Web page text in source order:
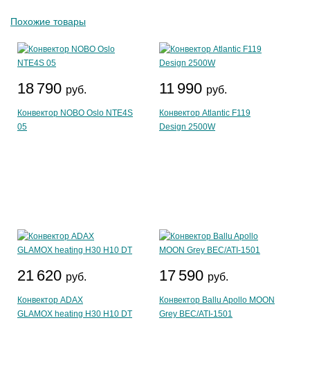
Похожие товары
18 790 руб.
Конвектор NOBO Oslo NTE4S
05
11 990 руб.
Конвектор Atlantic F119
Design 2500W
21 620 руб.
Конвектор ADAX
GLAMOX heating H30 H10 DT
17 590 руб.
Конвектор Ballu Apollo MOON
Grey BEC/ATI-1501